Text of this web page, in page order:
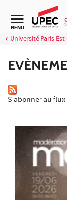
Aller au contenu
Navigation
MENU
Université Paris-Est
S'abonner au flux